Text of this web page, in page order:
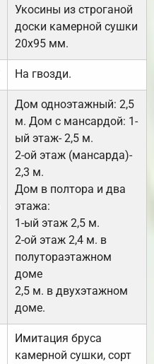
Укосины из строганой
доски камерной сушки
20х95 мм.
На гвозди.
Дом одноэтажный: 2,5
м. Дом с мансардой: 1-
ый этаж- 2,5 м.
2-ой этаж (мансарда)-
2,3 м.
Дом в полтора и два
этажа:
1-ый этаж 2,5 м.
2-ой этаж 2,4 м. в
полутораэтажном
доме
2,5 м. в двухэтажном
доме.
Имитация бруса
камерной сушки, сорт